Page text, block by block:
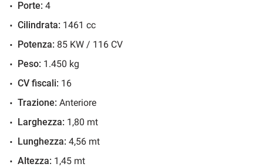
Frenata d'emergenza assistita
Immobilizzatore elettronico
Riconoscimento dei segnali stradali
Sensore di pioggia
Sensori di parcheggio posteriori
Servosterzo
Specchietti laterali elettrici
Telecamera per parcheggio assistito
Porte: 4
Cilindrata: 1461 cc
Potenza: 85 KW / 116 CV
Peso: 1.450 kg
CV fiscali: 16
Trazione: Anteriore
Larghezza: 1,80 mt
Lunghezza: 4,56 mt
Altezza: 1,45 mt